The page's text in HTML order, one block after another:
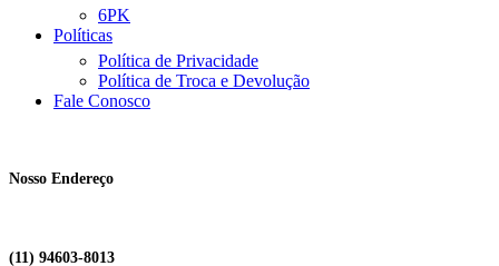
6PK
Políticas
Política de Privacidade
Política de Troca e Devolução
Fale Conosco
Nosso Endereço
(11) 94603-8013